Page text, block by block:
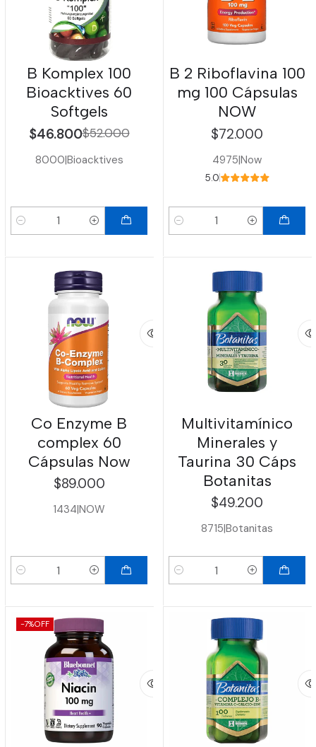
B Komplex 100
Bioacktives 60
Softgels
$46.800$52.000
8000|Bioacktives
Cantidad
B 2 Riboflavina 100
mg 100 Cápsulas
NOW
$72.000
4975|Now
5.0
Cantidad
Co Enzyme B
complex 60
Cápsulas Now
$89.000
1434|NOW
Cantidad
Multivitamínico
Minerales y
Taurina 30 Cáps
Botanitas
$49.200
8715|Botanitas
Cantidad
-7%OFF